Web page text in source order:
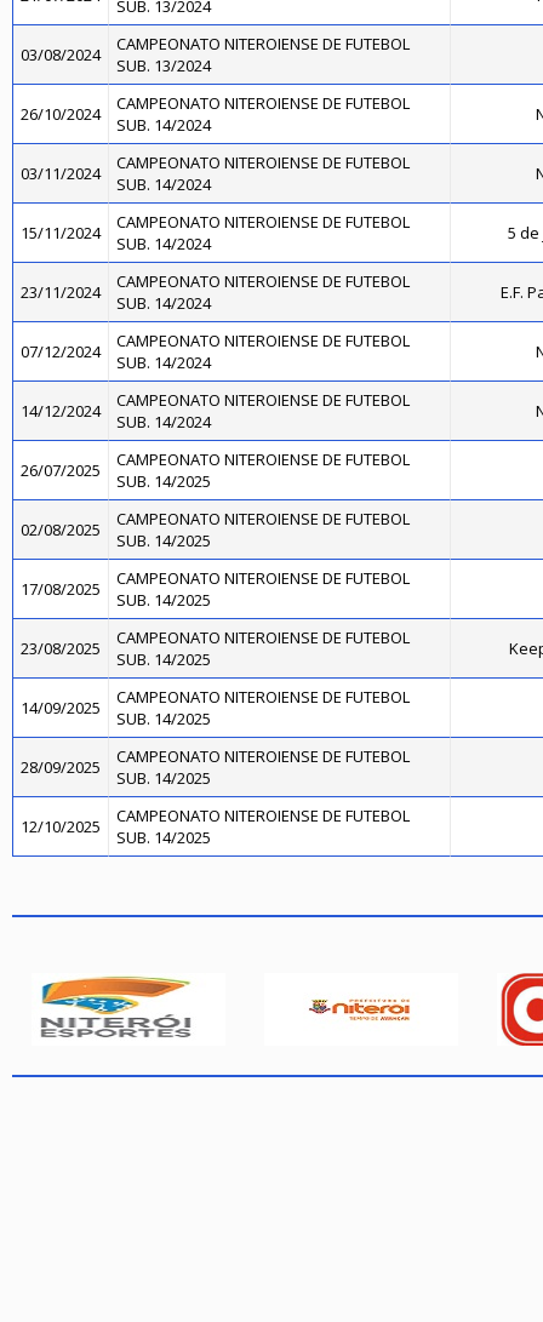
SUB. 13/2024
03/08/2024
CAMPEONATO NITEROIENSE DE FUTEBOL
SUB. 13/2024
26/10/2024
CAMPEONATO NITEROIENSE DE FUTEBOL
SUB. 14/2024
03/11/2024
CAMPEONATO NITEROIENSE DE FUTEBOL
SUB. 14/2024
15/11/2024
CAMPEONATO NITEROIENSE DE FUTEBOL
SUB. 14/2024
5 de
23/11/2024
CAMPEONATO NITEROIENSE DE FUTEBOL
SUB. 14/2024
E.F.
07/12/2024
CAMPEONATO NITEROIENSE DE FUTEBOL
SUB. 14/2024
14/12/2024
CAMPEONATO NITEROIENSE DE FUTEBOL
SUB. 14/2024
26/07/2025
CAMPEONATO NITEROIENSE DE FUTEBOL
SUB. 14/2025
02/08/2025
CAMPEONATO NITEROIENSE DE FUTEBOL
SUB. 14/2025
17/08/2025
CAMPEONATO NITEROIENSE DE FUTEBOL
SUB. 14/2025
23/08/2025
CAMPEONATO NITEROIENSE DE FUTEBOL
SUB. 14/2025
14/09/2025
CAMPEONATO NITEROIENSE DE FUTEBOL
SUB. 14/2025
28/09/2025
CAMPEONATO NITEROIENSE DE FUTEBOL
SUB. 14/2025
12/10/2025
CAMPEONATO NITEROIENSE DE FUTEBOL
SUB. 14/2025